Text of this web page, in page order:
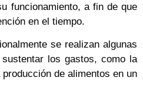
funcionamiento, a fin de que
en el tiempo.
se realizan algunas
los gastos, como la
de alimentos en un